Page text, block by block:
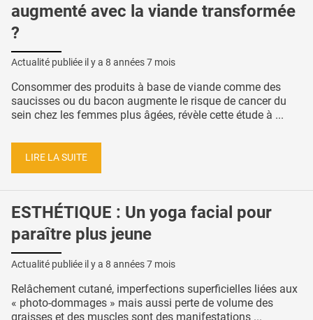
augmenté avec la viande transformée
?
Actualité publiée il y a 8 années 7 mois
Consommer des produits à base de viande comme des
saucisses ou du bacon augmente le risque de cancer du
sein chez les femmes plus âgées, révèle cette étude à ...
LIRE LA SUITE
ESTHÉTIQUE : Un yoga facial pour
paraître plus jeune
Actualité publiée il y a 8 années 7 mois
Relâchement cutané, imperfections superficielles liées aux
« photo-dommages » mais aussi perte de volume des
graisses et des muscles sont des manifestations ...